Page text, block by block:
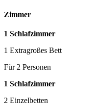
Zimmer
1 Schlafzimmer
1 Extragroßes Bett
Für 2 Personen
1 Schlafzimmer
2 Einzelbetten